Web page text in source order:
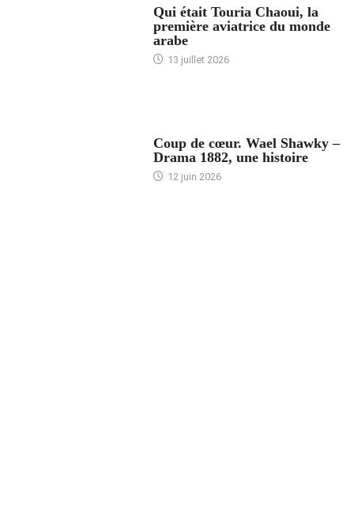
Qui était Touria Chaoui, la
première aviatrice du monde
arabe
13 juillet 2026
Coup de cœur. Wael Shawky –
Drama 1882, une histoire
12 juin 2026